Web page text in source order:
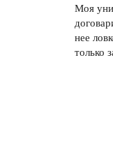
Моя
нее
только